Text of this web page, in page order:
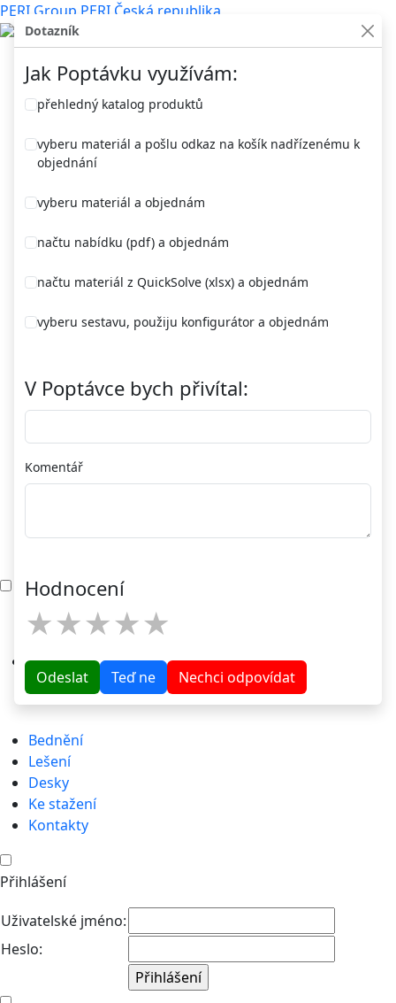
PERI Group PERI Česká republika
Bednění
Lešení
Desky
Ke stažení
Kontakty
Přihlášení
Uživatelské jméno:
Heslo:
Dotazník
Jak Poptávku využívám:
přehledný katalog produktů
vyberu materiál a pošlu odkaz na košík nadřízenému k
objednání
vyberu materiál a objednám
načtu nabídku (pdf) a objednám
načtu materiál z QuickSolve (xlsx) a objednám
vyberu sestavu, použiju konfigurátor a objednám
V Poptávce bych přivítal:
Komentář
Hodnocení
★
★
★
★
★
Odeslat Teď ne Nechci odpovídat